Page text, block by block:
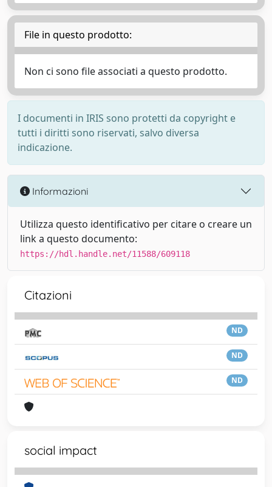
File in questo prodotto:
Non ci sono file associati a questo prodotto.
I documenti in IRIS sono protetti da copyright e
tutti i diritti sono riservati, salvo diversa
indicazione.
Informazioni
Utilizza questo identificativo per citare o creare un
link a questo documento:
https://hdl.handle.net/11588/609118
Citazioni
ND
ND
ND
social impact